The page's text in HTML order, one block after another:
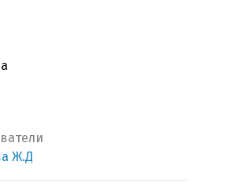
Ж.Д